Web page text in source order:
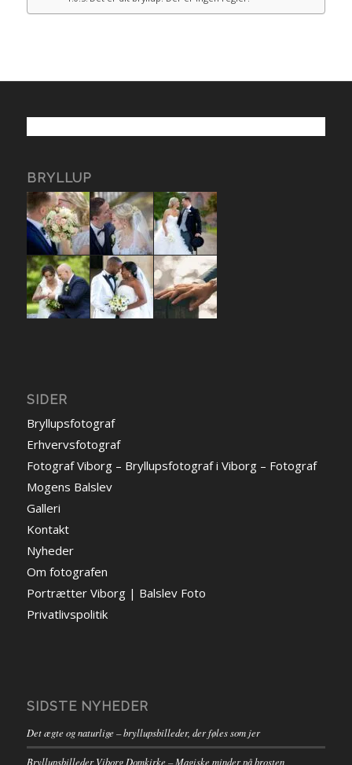
BRYLLUP
SIDER
Bryllupsfotograf
Erhvervsfotograf
Fotograf Viborg – Bryllupsfotograf i Viborg – Fotograf
Mogens Balslev
Galleri
Kontakt
Nyheder
Om fotografen
Portrætter Viborg | Balslev Foto
Privatlivspolitik
SIDSTE NYHEDER
Det ægte og naturlige – bryllupsbilleder, der føles som jer
Bryllupsbilleder Viborg Domkirke – Magiske minder på brosten